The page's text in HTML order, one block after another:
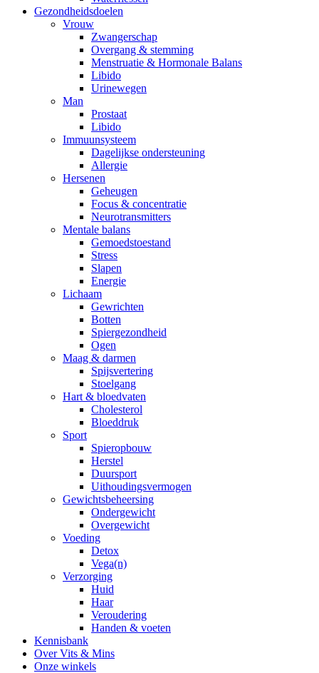
Gezondheidsdoelen
Vrouw
Zwangerschap
Overgang & stemming
Menstruatie & Hormonale Balans
Libido
Urinewegen
Man
Prostaat
Libido
Immuunsysteem
Dagelijkse ondersteuning
Allergie
Hersenen
Geheugen
Focus & concentratie
Neurotransmitters
Mentale balans
Gemoedstoestand
Stress
Slapen
Energie
Lichaam
Gewrichten
Botten
Spiergezondheid
Ogen
Maag & darmen
Spijsvertering
Stoelgang
Hart & bloedvaten
Cholesterol
Bloeddruk
Sport
Spieropbouw
Herstel
Duursport
Uithoudingsvermogen
Gewichtsbeheersing
Ondergewicht
Overgewicht
Voeding
Detox
Vega(n)
Verzorging
Huid
Haar
Veroudering
Handen & voeten
Kennisbank
Over Vits & Mins
Onze winkels